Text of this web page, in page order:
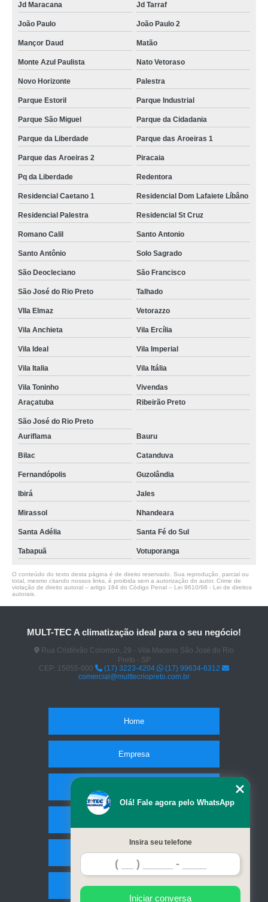
Jd Maracana Jd Tarraf
João Paulo João Paulo 2
Mançor Daud Matão
Monte Azul Paulista Nato Vetoraso
Novo Horizonte Palestra
Parque Estoril Parque Industrial
Parque São Miguel Parque da Cidadania
Parque da Liberdade Parque das Aroeiras 1
Parque das Aroeiras 2 Piracaia
Pq da Liberdade Redentora
Residencial Caetano 1 Residencial Dom Lafaiete Líbâno
Residencial Palestra Residencial St Cruz
Romano Calil Santo Antonio
Santo Antônio Solo Sagrado
São Deocleciano São Francisco
São José do Rio Preto Talhado
VIla Elmaz Vetorazzo
Vila Anchieta Vila Ercília
Vila Ideal Vila Imperial
Vila Italia Vila Itália
Vila Toninho
Vivendas
Araçatuba
Ribeirão Preto
São José do Rio Preto
Auriflama
Bauru
Bilac Catanduva
Fernandópolis Guzolândia
Ibirá Jales
Mirassol Nhandeara
Santa Adélia Santa Fé do Sul
Tabapuã Votuporanga
O conteúdo do texto desta página é de direito reservado. Sua reprodução, parcial ou
total, mesmo citando nossos links, é proibida sem a autorização do autor. Crime de
violação de direito autoral – artigo 184 do Código Penal – Lei 9610/98 - Lei de direitos
autorais
MULT-TEC A climatização ideal para o seu negócio!
Rua Cristóvão Colombo, 29 - Vila Maceno São José do Rio
Preto - SP
CEP: 15055-000
(17) 3223-4204
(17) 99634-6312
comercial@multtecriopreto.com.br
Home
Empresa
Contato
Mapa do site
Olá! Fale agora pelo WhatsApp
Insira seu telefone
Iniciar conversa